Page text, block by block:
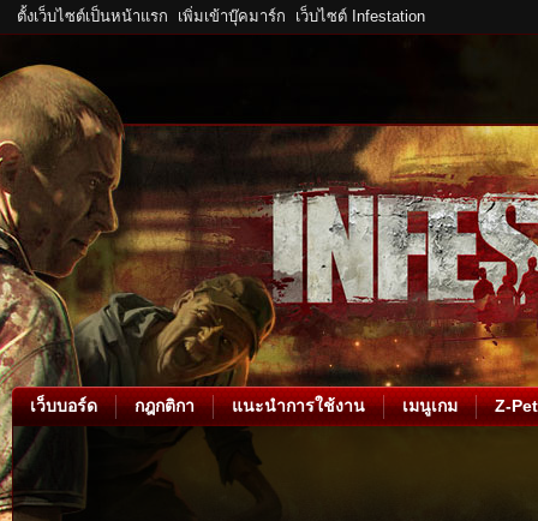
ตั้งเว็บไซต์เป็นหน้าแรก เพิ่มเข้าบุ๊คมาร์ก เว็บไซต์ Infestation
เว็บบอร์ด กฎกติกา แนะนำการใช้งาน เมนูเกม Z-Pet